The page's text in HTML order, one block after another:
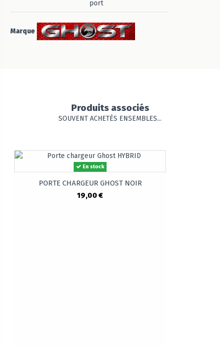
port
Marque
Produits associés
SOUVENT ACHETÉS ENSEMBLES...
En stock
PORTE CHARGEUR GHOST NOIR
19,00 €